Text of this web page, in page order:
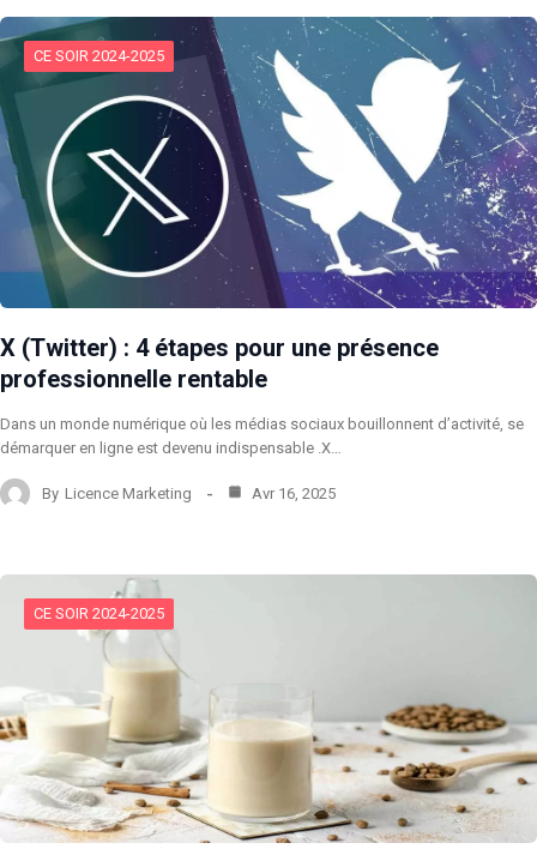
CE SOIR 2024-2025
X (Twitter) : 4 étapes pour une présence
professionnelle rentable
Dans un monde numérique où les médias sociaux bouillonnent d’activité, se
démarquer en ligne est devenu indispensable .X…
By Licence Marketing Avr 16, 2025
CE SOIR 2024-2025